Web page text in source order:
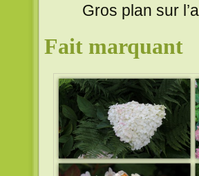
Gros plan sur
Fait marquant